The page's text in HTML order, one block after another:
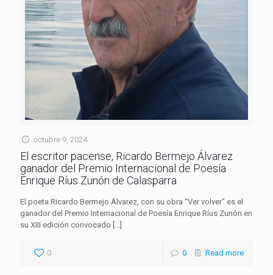
octubre 9, 2024
El escritor pacense, Ricardo Bermejo Álvarez
ganador del Premio Internacional de Poesía
Enrique Ríus Zunón de Calasparra
El poeta Ricardo Bermejo Álvarez, con su obra “Ver volver” es el
ganador del Premio Internacional de Poesía Enrique Ríus Zunón en
su XIII edición convocado […]
0 0 Read more